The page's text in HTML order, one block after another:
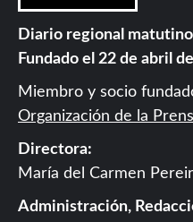
Diario regional
Fundado el 22 de abril
Miembro y socio
Organización de la
Directora:
María del Carmen
Administración,